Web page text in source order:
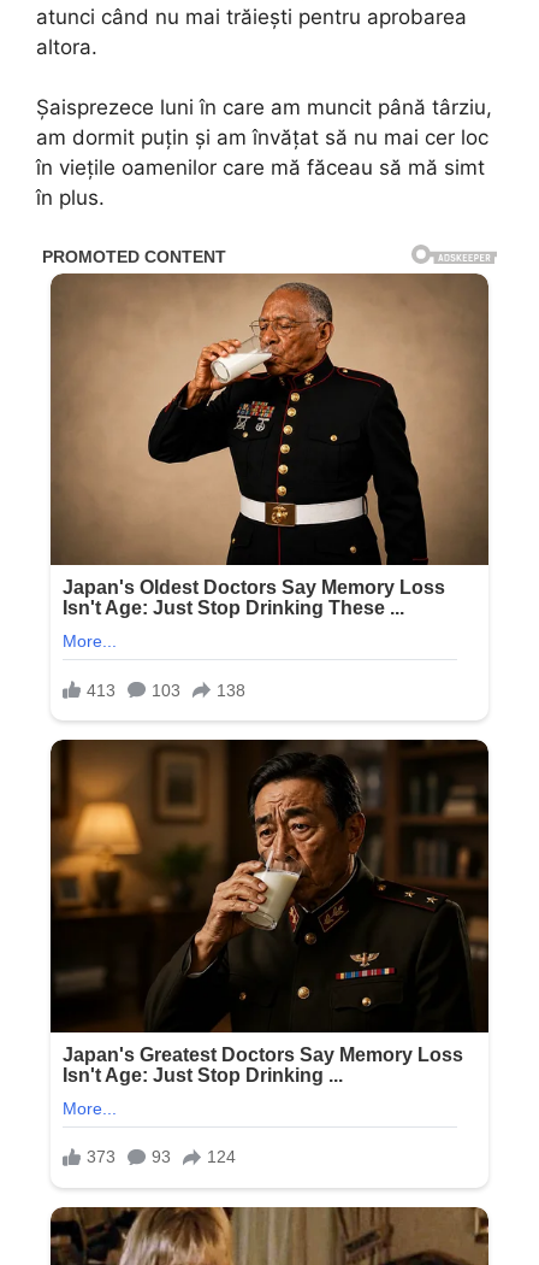
atunci când nu mai trăiești pentru aprobarea
altora.
Șaisprezece luni în care am muncit până târziu,
am dormit puțin și am învățat să nu mai cer loc
în viețile oamenilor care mă făceau să mă simt
în plus.